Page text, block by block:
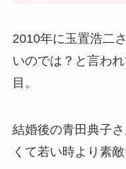
2010年に玉置浩二
いのでは？と言わ
目。
結婚後の青田典子
くて若い時より素